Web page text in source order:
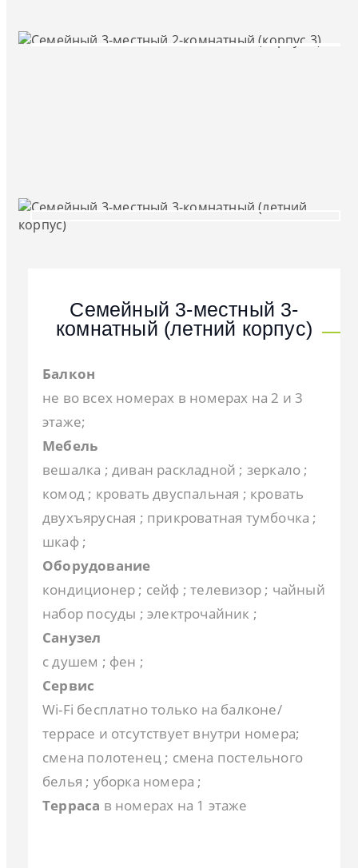
Гостевой Дом Ле-Ди (Прибрежное)
Комфорт 2-местный 1-комнатный (основной
Комфорт 3-местный 2-комнатный вид на
Семейный 3-местный 2-комнатный (корпус
Семейный 3-местный 3-комнатный (летний
Семейный 3-местный 3-
комнатный (летний корпус)
Балкон
не во всех номерах в номерах на 2 и 3
этаже;
Мебель
вешалка ; диван раскладной ; зеркало ;
комод ; кровать двуспальная ; кровать
двухъярусная ; прикроватная тумбочка ;
шкаф ;
Оборудование
кондиционер ; сейф ; телевизор ; чайный
набор посуды ; электрочайник ;
Санузел
с душем ; фен ;
Сервис
Wi-Fi бесплатно только на балконе/
террасе и отсутствует внутри номера;
смена полотенец ; смена постельного
белья ; уборка номера ;
Терраса в номерах на 1 этаже